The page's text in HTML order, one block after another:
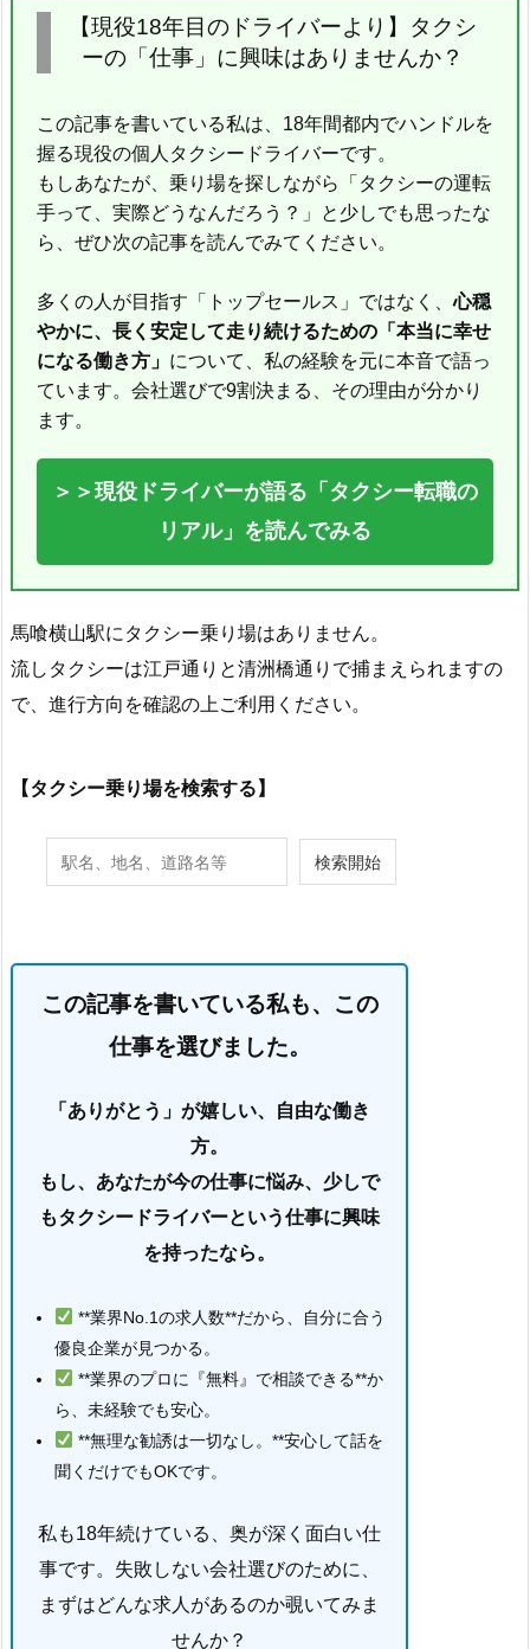
【現役18年目のドライバーより】タクシ
ーの「仕事」に興味はありませんか？
この記事を書いている私は、18年間都内でハンドルを
握る現役の個人タクシードライバーです。
もしあなたが、乗り場を探しながら「タクシーの運転
手って、実際どうなんだろう？」と少しでも思ったな
ら、ぜひ次の記事を読んでみてください。
多くの人が目指す「トップセールス」ではなく、心穏
やかに、長く安定して走り続けるための「本当に幸せ
になる働き方」 について、私の経験を元に本音で語っ
ています。会社選びで9割決まる、その理由が分かり
ます。
＞＞現役ドライバーが語る「タクシー転職の
リアル」を読んでみる
馬喰横山駅にタクシー乗り場はありません。
流しタクシーは江戸通りと清洲橋通りで捕まえられますの
で、進行方向を確認の上ご利用ください。
【タクシー乗り場を検索する】
この記事を書いている私も、この
仕事を選びました。
「ありがとう」が嬉しい、自由な働き
方。
もし、あなたが今の仕事に悩み、少しで
もタクシードライバーという仕事に興味
を持ったなら。
**業界No.1の求人数**だから、自分に合う
優良企業が見つかる。
**業界のプロに『無料』で相談できる**か
ら、未経験でも安心。
**無理な勧誘は一切なし。**安心して話を
聞くだけでもOKです。
私も18年続けている、奥が深く面白い仕
事です。失敗しない会社選びのために、
まずはどんな求人があるのか覗いてみま
せんか？